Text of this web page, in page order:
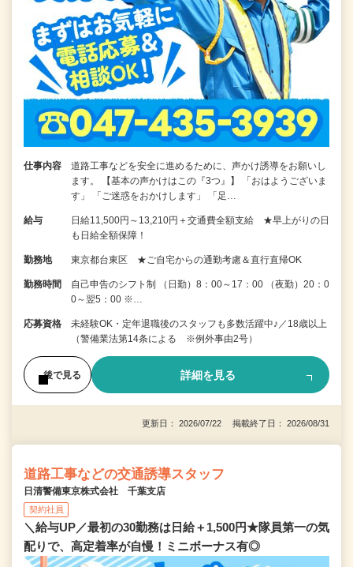
仕事内容
道路工事などを安全に進めるために、声かけ誘導をお願いし
ます。 【基本の声かけはこの『3つ』】 「おはようございま
す」 「ご迷惑をおかけします」 「足…
給与
日給11,500円～13,210円＋交通費全額支給 ★早上がりの日
も日給全額保障！
勤務地 東京都台東区 ★ご自宅からの通勤考慮＆直行直帰OK
勤務時間
自己申告のシフト制 （日勤）8：00～17：00 （夜勤）20：0
0～翌5：00 ※…
応募資格
未経験OK・定年退職後のスタッフも多数活躍中♪／18歳以上
（警備業法第14条による ※例外事由2号）
後で見る 詳細を見る
更新日： 2026/07/22 掲載終了日： 2026/08/31
道路工事などの交通誘導スタッフ
日清警備東京株式会社 千葉支店
契約社員
＼給与UP／最初の30勤務は日給＋1,500円★隊員第一の気
配りで、高定着率が自慢！ミニボーナス有◎